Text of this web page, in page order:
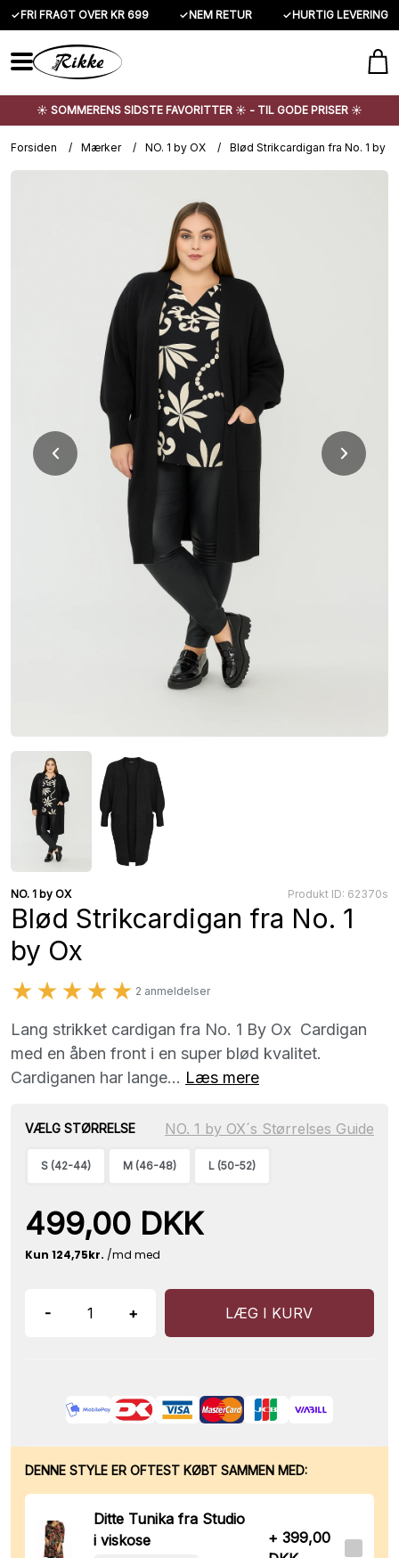
✓FRI FRAGT OVER KR 699 ✓NEM RETUR ✓HURTIG LEVERING
☀️ SOMMERENS SIDSTE FAVORITTER ☀️ - TIL GODE PRISER ☀️
Forsiden / Mærker / NO. 1 by OX / Blød Strikcardigan fra No. 1 by
NO. 1 by OX Produkt ID: 62370s
Blød Strikcardigan fra No. 1
by Ox
★★★★★ 2 anmeldelser
Lang strikket cardigan fra No. 1 By Ox Cardigan
med en åben front i en super blød kvalitet.
Cardiganen har lange... Læs mere
VÆLG STØRRELSE NO. 1 by OX´s Størrelses Guide
S (42-44) M (46-48) L (50-52)
499,00 DKK
- + LÆG I KURV
DENNE STYLE ER OFTEST KØBT SAMMEN MED:
Ditte Tunika fra Studio
i viskose
+ 399,00